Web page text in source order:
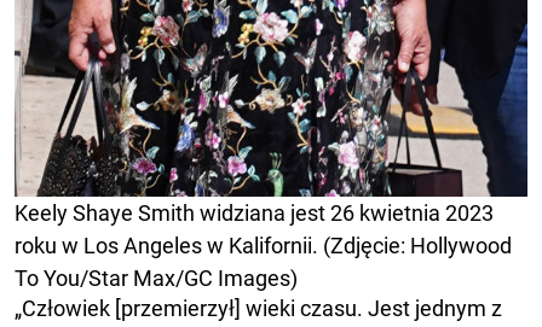
Keely Shaye Smith widziana jest 26 kwietnia 2023
roku w Los Angeles w Kalifornii. (Zdjęcie: Hollywood
To You/Star Max/GC Images)
„Człowiek [przemierzył] wieki czasu. Jest jednym z